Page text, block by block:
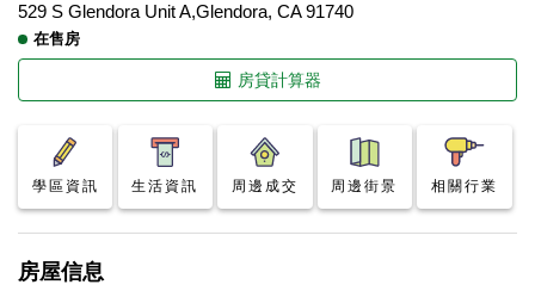
529 S Glendora Unit A,Glendora, CA 91740
在售房
房貸計算器
學區資訊 生活資訊 周邊成交 周邊街景 相關行業
房屋信息